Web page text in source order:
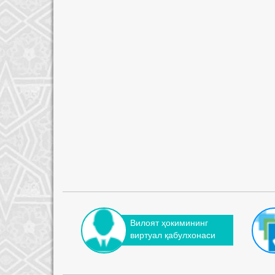
Вилоят ҳокимининг
виртуал қабулхонаси